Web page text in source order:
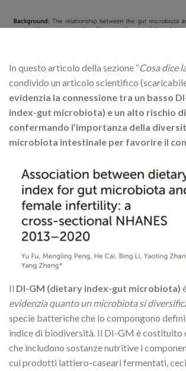
In questo articolo della sezione “Cosa dice
condivido un articolo scientifico
evidenzia la connessione tra un basso
index-gut microbiota) e un alto rischio
confermando l’importanza della
microbiota intestinale per favorire il
Il DI-GM (dietary index-gut microbiota)
evidenzia quanto un microbiota si
specie batteriche che lo compongono
indice di biodiversità. Il DI-GM è costituito
che includono sostanze nutritive i
cui prodotti lattiero-caseari fermentati,